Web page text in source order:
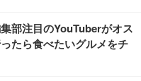
部注目のYouTuberがオス
たら食べたいグルメをチ